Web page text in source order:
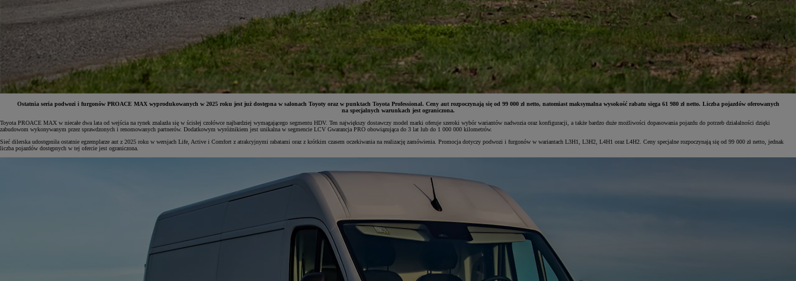
Ostatnia seria podwozi i furgonów PROACE MAX wyprodukowanych w 2025 roku jest już dostępna w salonach Toyoty oraz w punktach Toyota Professional. Ceny aut rozpoczynają się od 99 000 zł netto, natomiast maksymalna wysokość rabatu sięga 61 980 zł netto. Liczba pojazdów oferowanych
na specjalnych warunkach jest ograniczona.
Toyota PROACE MAX w niecałe dwa lata od wejścia na rynek znalazła się w ścisłej czołówce najbardziej wymagającego segmentu HDV. Ten największy dostawczy model marki oferuje szeroki wybór wariantów nadwozia oraz konfiguracji, a także bardzo duże możliwości dopasowania pojazdu do potrzeb działalności dzięki
zabudowom wykonywanym przez sprawdzonych i renomowanych partnerów. Dodatkowym wyróżnikiem jest unikalna w segmencie LCV Gwarancja PRO obowiązująca do 3 lat lub do 1 000 000 kilometrów.
Sieć dilerska udostępniła ostatnie egzemplarze aut z 2025 roku w wersjach Life, Active i Comfort z atrakcyjnymi rabatami oraz z krótkim czasem oczekiwania na realizację zamówienia. Promocja dotyczy podwozi i furgonów w wariantach L3H1, L3H2, L4H1 oraz L4H2. Ceny specjalne rozpoczynają się od 99 000 zł netto, jednak
liczba pojazdów dostępnych w tej ofercie jest ograniczona.